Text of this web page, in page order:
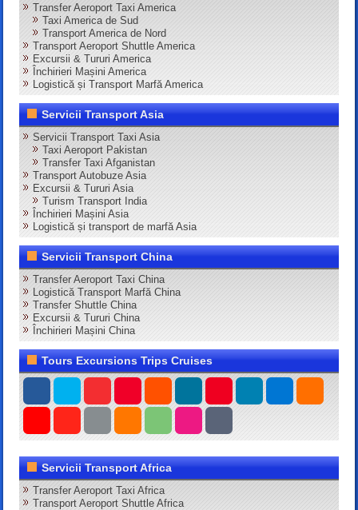
Transfer Aeroport Taxi America
Taxi America de Sud
Transport America de Nord
Transport Aeroport Shuttle America
Excursii & Tururi America
Închirieri Mașini America
Logistică și Transport Marfă America
Servicii Transport Asia
Servicii Transport Taxi Asia
Taxi Aeroport Pakistan
Transfer Taxi Afganistan
Transport Autobuze Asia
Excursii & Tururi Asia
Turism Transport India
Închirieri Mașini Asia
Logistică și transport de marfă Asia
Servicii Transport China
Transfer Aeroport Taxi China
Logistică Transport Marfă China
Transfer Shuttle China
Excursii & Tururi China
Închirieri Mașini China
Tours Excursions Trips Cruises
Servicii Transport Africa
Transfer Aeroport Taxi Africa
Transport Aeroport Shuttle Africa